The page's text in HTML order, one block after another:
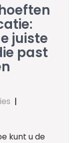
juiste
past
|
kunt u de